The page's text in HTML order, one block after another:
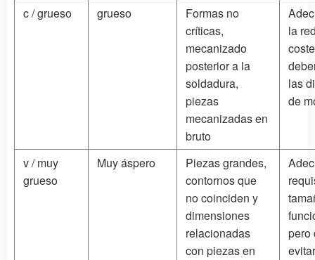
c / grueso
grueso
Formas no
críticas,
mecanizado
posterior a la
soldadura,
piezas
mecanizadas en
bruto
la
las
de
v / muy
grueso
Muy áspero
Piezas grandes,
contornos que
no coinciden y
dimensiones
relacionadas
con piezas en
pero